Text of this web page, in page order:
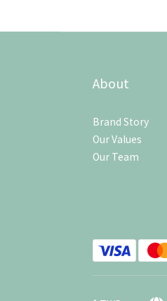
About
Brand Story
Our Values
Our Team